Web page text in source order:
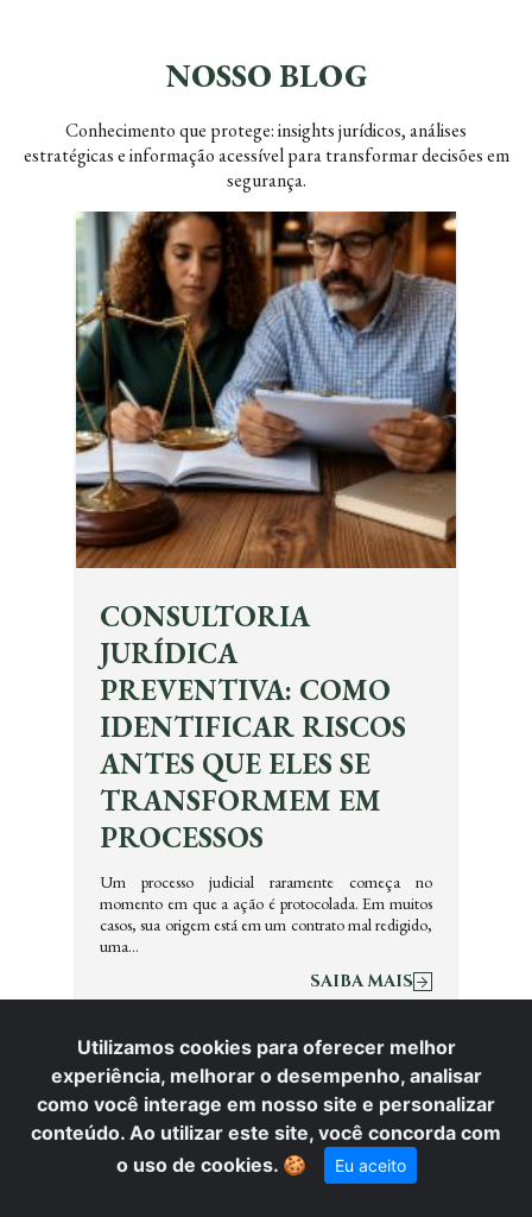
NOSSO BLOG
Conhecimento que protege: insights jurídicos, análises
estratégicas e informação acessível para transformar decisões em
segurança.
CONSULTORIA
JURÍDICA
PREVENTIVA: COMO
IDENTIFICAR RISCOS
ANTES QUE ELES SE
TRANSFORMEM EM
PROCESSOS
Um processo judicial raramente começa no
momento em que a ação é protocolada. Em muitos
casos, sua origem está em um contrato mal redigido,
uma…
SAIBA MAIS
SEJA UM COLABORADOR
Utilizamos cookies para oferecer melhor
experiência, melhorar o desempenho, analisar
como você interage em nosso site e personalizar
conteúdo. Ao utilizar este site, você concorda com
o uso de cookies. 🍪 Eu aceito